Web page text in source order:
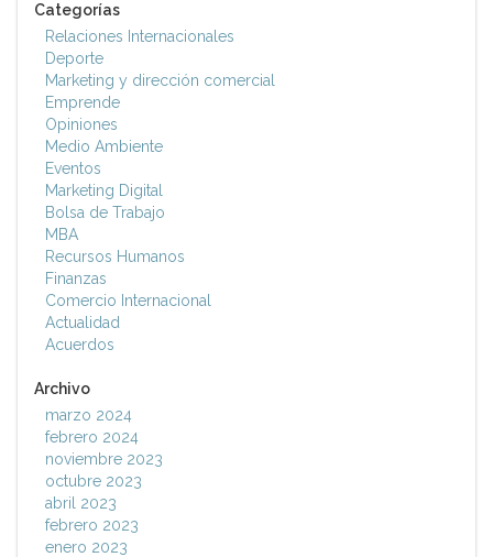
Categorías
Relaciones Internacionales
Deporte
Marketing y dirección comercial
Emprende
Opiniones
Medio Ambiente
Eventos
Marketing Digital
Bolsa de Trabajo
MBA
Recursos Humanos
Finanzas
Comercio Internacional
Actualidad
Acuerdos
Archivo
marzo 2024
febrero 2024
noviembre 2023
octubre 2023
abril 2023
febrero 2023
enero 2023